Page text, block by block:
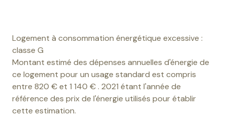
Logement à consommation énergétique excessive :
classe G
Montant estimé des dépenses annuelles d'énergie de
ce logement pour un usage standard est compris
entre 820 € et 1 140 € . 2021 étant l'année de
référence des prix de l'énergie utilisés pour établir
cette estimation.